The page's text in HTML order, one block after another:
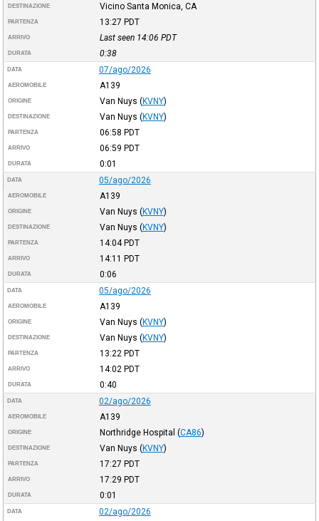
DESTINAZIONE Vicino Santa Monica, CA
PARTENZA 13:27 PDT
ARRIVO Last seen 14:06 PDT
DURATA 0:38
DATA 07/ago/2026
AEROMOBILE A139
ORIGINE Van Nuys (KVNY)
DESTINAZIONE Van Nuys (KVNY)
PARTENZA 06:58 PDT
ARRIVO 06:59 PDT
DURATA 0:01
DATA 05/ago/2026
AEROMOBILE A139
ORIGINE Van Nuys (KVNY)
DESTINAZIONE Van Nuys (KVNY)
PARTENZA 14:04PDT
ARRIVO 14:11 PDT
DURATA 0:06
DATA 05/ago/2026
AEROMOBILE A139
ORIGINE Van Nuys (KVNY)
DESTINAZIONE Van Nuys (KVNY)
PARTENZA 13:22 PDT
ARRIVO 14:02 PDT
DURATA 0:40
DATA 02/ago/2026
AEROMOBILE A139
ORIGINE Northridge Hospital (CA86)
DESTINAZIONE Van Nuys (KVNY)
PARTENZA 17:27 PDT
ARRIVO 17:29 PDT
DURATA 0:01
DATA 02/ago/2026